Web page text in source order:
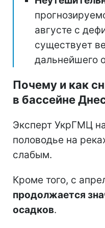
августе с
существует
дальнейшего
Почему и как
в бассейне
Эксперт УкрГМЦ
половодье на
слабым.
Кроме того, с
продолжается
осадков.